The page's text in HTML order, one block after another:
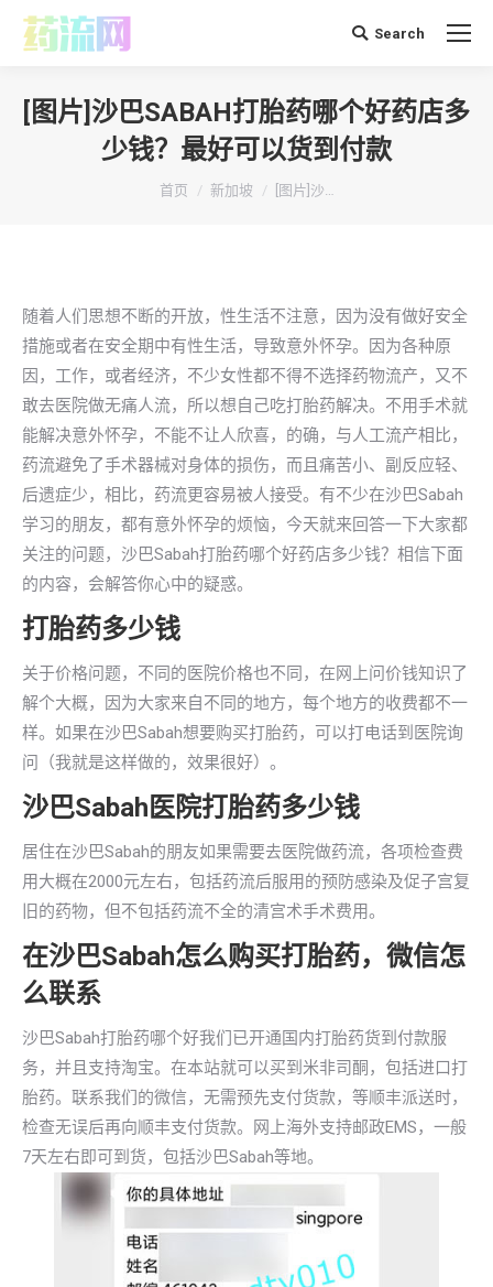
搜 Search
[图片]沙巴SABAH打胎药哪个好药店多
少钱？最好可以货到付款
你在这里：
首页 新加坡 [图片]沙…
随着人们思想不断的开放，性生活不注意，因为没有做好安全
措施或者在安全期中有性生活，导致意外怀孕。因为各种原
因，工作，或者经济，不少女性都不得不选择药物流产，又不
敢去医院做无痛人流，所以想自己吃打胎药解决。不用手术就
能解决意外怀孕，不能不让人欣喜，的确，与人工流产相比，
药流避免了手术器械对身体的损伤，而且痛苦小、副反应轻、
后遗症少，相比，药流更容易被人接受。有不少在沙巴Sabah
学习的朋友，都有意外怀孕的烦恼，今天就来回答一下大家都
关注的问题，沙巴Sabah打胎药哪个好药店多少钱？相信下面
的内容，会解答你心中的疑惑。
打胎药多少钱
关于价格问题，不同的医院价格也不同，在网上问价钱知识了
解个大概，因为大家来自不同的地方，每个地方的收费都不一
样。如果在沙巴Sabah想要购买打胎药，可以打电话到医院询
问（我就是这样做的，效果很好）。
沙巴Sabah医院打胎药多少钱
居住在沙巴Sabah的朋友如果需要去医院做药流，各项检查费
用大概在2000元左右，包括药流后服用的预防感染及促子宫复
旧的药物，但不包括药流不全的清宫术手术费用。
在沙巴Sabah怎么购买打胎药，微信怎
么联系
沙巴Sabah打胎药哪个好我们已开通国内打胎药货到付款服
务，并且支持淘宝。在本站就可以买到米非司酮，包括进口打
胎药。联系我们的微信，无需预先支付货款，等顺丰派送时，
检查无误后再向顺丰支付货款。网上海外支持邮政EMS，一般
7天左右即可到货，包括沙巴Sabah等地。